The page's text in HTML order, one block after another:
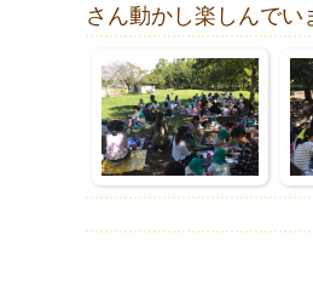
さん動かし楽しんでい